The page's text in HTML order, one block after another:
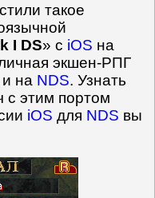
такое
I DS» с iOS на
экшен-РПГ
на NDS. Узнать
с этим портом
iOS для NDS вы